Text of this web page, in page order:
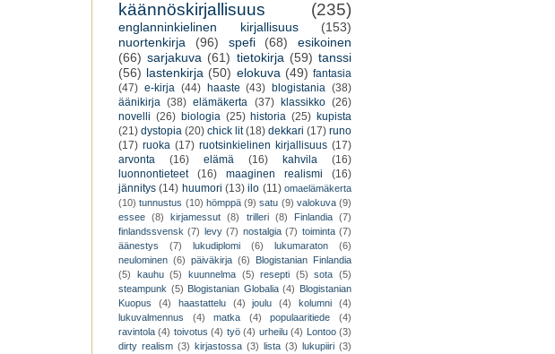
käännöskirjallisuus
(235)
englanninkielinen kirjallisuus
(153)
nuortenkirja
(96) spefi (68)
esikoinen
(66) sarjakuva (61) tietokirja (59) tanssi
(56) lastenkirja (50) elokuva (49) fantasia
(47) e-kirja (44) haaste (43) blogistania (38)
äänikirja (38) elämäkerta (37) klassikko (26)
novelli (26) biologia (25) historia (25) kupista
(21) dystopia (20) chick lit (18) dekkari (17) runo
(17) ruoka (17) ruotsinkielinen kirjallisuus (17)
arvonta
(16) elämä (16) kahvila
(16)
luonnontieteet
(16) maaginen realismi
(16)
jännitys (14) huumori (13) ilo (11) omaelämäkerta
(10) tunnustus (10) hömppä (9) satu (9) valokuva (9)
essee (8) kirjamessut (8) trilleri (8) Finlandia (7)
finlandssvensk (7) levy (7) nostalgia (7) toiminta (7)
äänestys
(7) lukudiplomi (6) lukumaraton
(6)
neulominen (6) päiväkirja (6)
Blogistanian Finlandia
(5)
kauhu (5) kuunnelma (5) resepti (5) sota (5)
steampunk (5) Blogistanian Globalia (4)
Blogistanian
Kuopus
(4) haastattelu (4) joulu (4) kolumni
(4)
lukuvalmennus
(4) matka (4) populaaritiede
(4)
ravintola (4) toivotus (4) työ (4) urheilu (4) Lontoo (3)
dirty realism (3) kirjastossa (3) lista (3) lukupiiri (3)